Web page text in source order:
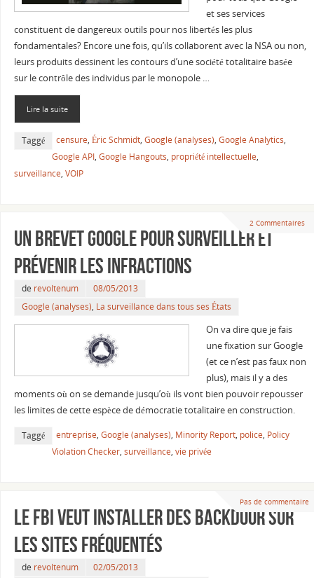
et ses services
constituent de dangereux outils pour nos libertés les plus
fondamentales? Encore une fois, qu’ils collaborent avec la NSA ou non,
leurs produits dessinent les contours d’une société totalitaire basée
sur le contrôle des individus par le monopole …
Lire la suite
Taggé censure, Éric Schmidt, Google (analyses), Google Analytics,
Google API, Google Hangouts, propriété intellectuelle,
surveillance, VOIP
2 Commentaires
Un brevet Google pour surveiller et
prévenir les infractions
de revoltenum
08/05/2013
Google (analyses), La surveillance dans tous ses États
On va dire que je fais
une fixation sur Google
(et ce n’est pas faux non
plus), mais il y a des
moments où on se demande jusqu’où ils vont bien pouvoir repousser
les limites de cette espèce de démocratie totalitaire en construction.
Taggé entreprise, Google (analyses), Minority Report, police, Policy
Violation Checker, surveillance, vie privée
Pas de commentaire
Le FBI veut installer des backdoor sur
les sites fréquentés
de revoltenum 02/05/2013